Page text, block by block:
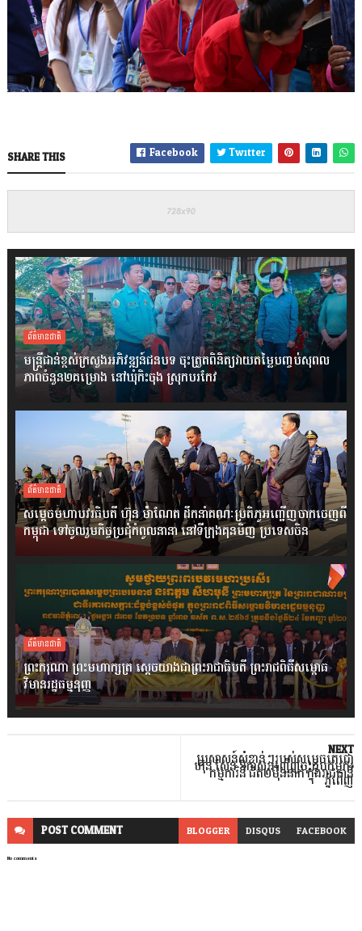
SHARE THIS Facebook Twitter
ព័ត៌មានជាតិ
មន្ត្រីជាន់ខ្ពស់ក្រសួងអភិវឌ្ឍន៍ជនបទ ចុះត្រួតពិនិត្យវាយតម្លៃបញ្ចប់សុពល
ភាពចំនួន២គម្រោង នៅឃុំកិះចុង ស្រុកបរកែវ
ព័ត៌មានជាតិ
សម្តេចមហាបវរធិបតី ហ៊ុន ម៉ាណែត ដឹកនាំគណៈប្រតិភូអញ្ជើញចាកចេញពី
កម្ពុជា ទៅចូលរួមកិច្ចប្រជុំកំពូលនានា នៅទីក្រុងគុនមិញ ប្រទេសចិន
ព័ត៌មានជាតិ
ព្រះករុណា ព្រះមហាក្សត្រ ស្តេចយាងជាព្រះរាជាធិបតី ព្រះរាជពិធីសម្ពោធ
វិមានរដ្ឋធម្មនុញ្ញ
NEXT
ប្រសាសន៍សំខាន់ៗរបស់សម្តេចតេជោ
ហ៊ុន សែន ឱកាសអញ្ជើញចុះជួបកម្មករ
កម្មការិនី ជិត២ម៉ឺននាក់ ក្នុងរាជធានី
ភ្នំពេញ
POSTCOMMENT BLOGGER DISQUS FACEBOOK
No comments